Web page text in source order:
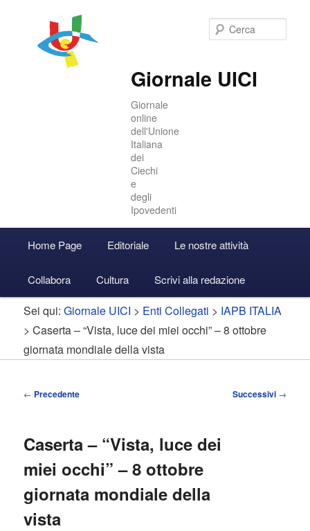
Giornale UICI
Giornale
online
dell'Unione
Italiana
dei
Ciechi
e
degli
Ipovedenti
principale
Vai
al
contenuto
principale
Vai
al
contenuto
secondario
Accedi
Home Page Editoriale Le nostre attività
Collabora Cultura Scrivi alla redazione
Sei qui:Giornale UICI > Enti Collegati > IAPB ITALIA
> Caserta – “Vista, luce dei miei occhi” – 8 ottobre
giornata mondiale della vista
Navigazione
← Precedente Successivi →
Caserta – “Vista, luce dei
miei occhi” – 8 ottobre
giornata mondiale della
vista